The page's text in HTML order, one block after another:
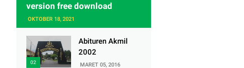
version free download
OKTOBER 18, 2021
Abituren Akmil
2002
MARET 05, 2016